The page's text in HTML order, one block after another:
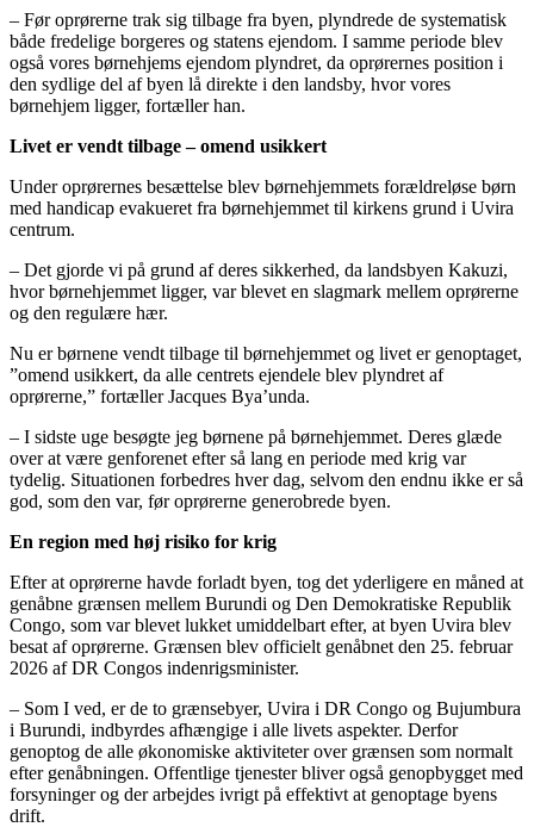
– Før oprørerne trak sig tilbage fra byen, plyndrede de systematisk
både fredelige borgeres og statens ejendom. I samme periode blev
også vores børnehjems ejendom plyndret, da oprørernes position i
den sydlige del af byen lå direkte i den landsby, hvor vores
børnehjem ligger, fortæller han.
Livet er vendt tilbage – omend usikkert
Under oprørernes besættelse blev børnehjemmets forældreløse børn
med handicap evakueret fra børnehjemmet til kirkens grund i Uvira
centrum.
– Det gjorde vi på grund af deres sikkerhed, da landsbyen Kakuzi,
hvor børnehjemmet ligger, var blevet en slagmark mellem oprørerne
og den regulære hær.
Nu er børnene vendt tilbage til børnehjemmet og livet er genoptaget,
”omend usikkert, da alle centrets ejendele blev plyndret af
oprørerne,” fortæller Jacques Bya’unda.
– I sidste uge besøgte jeg børnene på børnehjemmet. Deres glæde
over at være genforenet efter så lang en periode med krig var
tydelig. Situationen forbedres hver dag, selvom den endnu ikke er så
god, som den var, før oprørerne generobrede byen.
En region med høj risiko for krig
Efter at oprørerne havde forladt byen, tog det yderligere en måned at
genåbne grænsen mellem Burundi og Den Demokratiske Republik
Congo, som var blevet lukket umiddelbart efter, at byen Uvira blev
besat af oprørerne. Grænsen blev officielt genåbnet den 25. februar
2026 af DR Congos indenrigsminister.
– Som I ved, er de to grænsebyer, Uvira i DR Congo og Bujumbura
i Burundi, indbyrdes afhængige i alle livets aspekter. Derfor
genoptog de alle økonomiske aktiviteter over grænsen som normalt
efter genåbningen. Offentlige tjenester bliver også genopbygget med
forsyninger og der arbejdes ivrigt på effektivt at genoptage byens
drift.